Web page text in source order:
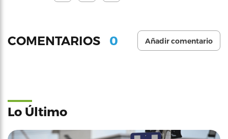
COMENTARIOS 0 Añadir comentario
Lo Último